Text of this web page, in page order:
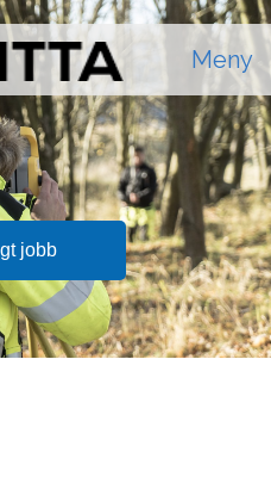
jobb
Meny